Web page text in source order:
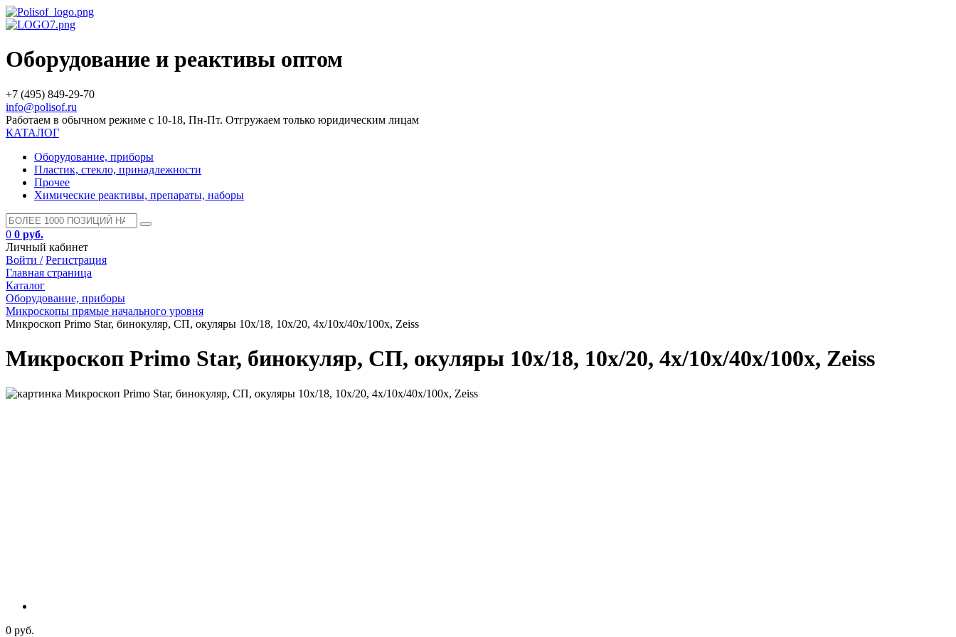
Оборудование и реактивы оптом
+7 (495) 849-29-70
info@polisof.ru
Работаем в обычном режиме с 10-18, Пн-Пт. Отгружаем только юридическим лицам
КАТАЛОГ
Оборудование, приборы
Пластик, стекло, принадлежности
Прочее
Химические реактивы, препараты, наборы
0 0 руб.
Личный кабинет
Войти / Регистрация
Главная страница
Каталог
Оборудование, приборы
Микроскопы прямые начального уровня
Микроскоп Primo Star, бинокуляр, СП, окуляры 10х/18, 10х/20, 4х/10х/40х/100х, Zeiss
Микроскоп Primo Star, бинокуляр, СП, окуляры 10х/18, 10х/20, 4х/10х/40х/100х, Zeiss
0 руб.